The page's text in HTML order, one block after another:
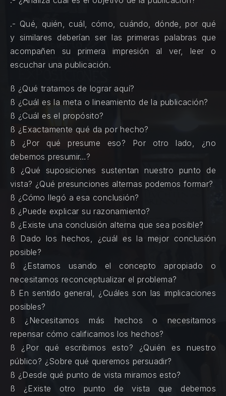
.- Qué, quién, cuál, cómo, cuándo, dónde, por qué
y similares deberían ser las primeras palabras que
acompañen su primera impresión al ver, leer o
escuchar una publicación.
ß ¿Qué tratamos de lograr aquí?
ß ¿Cuál es la meta o lineamiento de la publicación?
ß ¿Cuál es el propósito?
ß ¿Exactamente qué da por hecho?
ß ¿Por qué presume eso? Por otro lado, ¿no
debemos presumir…?
ß ¿Qué suposiciones sustentan nuestro punto de
vista? ¿Qué presunciones alternas podemos formar?
ß ¿Cómo llegó a esa conclusión?
ß ¿Puede explicar su razonamiento?
ß ¿Existe una conclusión alterna que sea posible?
ß Dado los hechos, ¿cuál es la mejor conclusión
posible?
ß ¿Estamos usando el concepto apropiado o
necesitamos reconceptualizar el problema?
ß En sentido general, ¿Cuáles son las implicaciones
posibles?
ß ¿Necesitamos más hechos o necesitamos
repensar cómo calificamos los hechos?
ß ¿Por qué escribimos esto? ¿Quién es nuestro
público? ¿Sobre qué queremos persuadir?
ß ¿Desde qué punto de vista miramos esto?
ß ¿Existe otro punto de vista que debemos